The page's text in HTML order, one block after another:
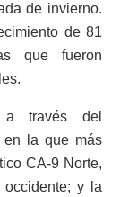
de invierno.
de 81
que fueron
través del
en la que más
CA-9 Norte,
occidente; y la